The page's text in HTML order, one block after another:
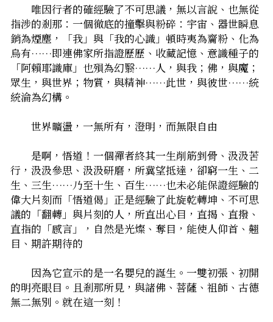
唯因行者的確經驗了不可思議，無以言說、也無從
指涉的剎那：一個徹底的撞擊與粉碎：宇宙、器世瞬息
銷為煙塵，「我」與「我的心識」頓時夷為齎粉、化為
烏有……即連佛家所指證歷歷、收藏記憶、意識種子的
「阿賴耶識庫」也殞為幻翳……人，與我；佛，與魔；
眾生，與世界；物質，與精神……此世，與彼世……統
統淪為幻構。
世界曠盪，一無所有，澄明，而無限自由――
是啊，悟道！――一個禪者終其一生削筋剉骨、汲汲苦
行，汲汲參思、汲汲研磨，所冀望抵達，卻窮一生、二
生、三生……乃至十生、百生……也未必能保證經驗的
偉大片刻――而「悟道偈」正是經驗了此旋乾轉坤、不可思
議的「翻轉」與片刻的人，所直出心目，直揭、直撥、
直指的「感言」，自然是光燦、奪目，能使人仰首、翹
目、期許期待的――
因為它宣示的是一名嬰兒的誕生。一雙初張、初開
的明亮眼目。且剎那所見，與諸佛、菩薩、祖師、古德
無二無別。就在這一刻！